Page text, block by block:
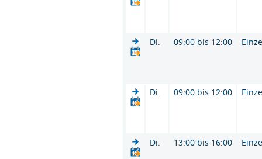
Di. 09:00 bis 12:00
Di. 09:00 bis 12:00
Di. 13:00 bis 16:00